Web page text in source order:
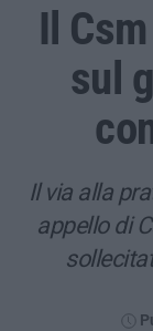
Il
sul
Il via alla
appello di